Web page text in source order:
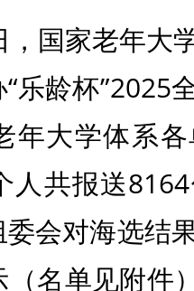
国家老年大
乐龄杯”2025
年大学体系
人共报送
会对海选结
名单见附件